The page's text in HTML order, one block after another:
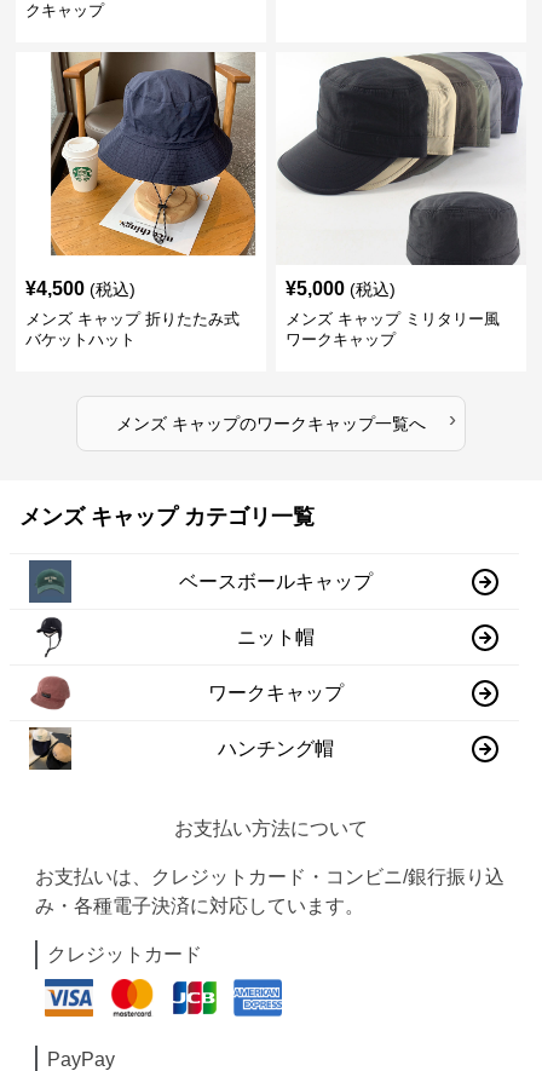
クキャップ
¥4,500 (税込)
メンズ キャップ 折りたたみ式
バケットハット
¥5,000 (税込)
メンズ キャップ ミリタリー風
ワークキャップ
メンズ キャップのワークキャップ一覧へ ›
メンズ キャップ カテゴリ一覧
ベースボールキャップ
ニット帽
ワークキャップ
ハンチング帽
お支払い方法について
お支払いは、クレジットカード・コンビニ/銀行振り込
み・各種電子決済に対応しています。
クレジットカード
PayPay